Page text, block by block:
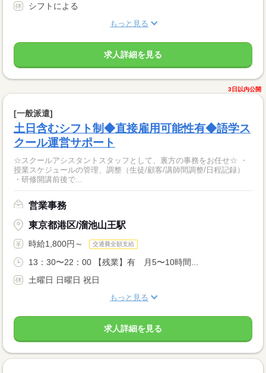
シフトによる
もっと見る
求人詳細を見る
3日以内公開
[一般派遣]
土日含むシフト制◆直接雇用可能性有◆語学ス
クール運営サポート
☆スクールアシスタントスタッフとして、裏方の事務をお任せ☆ ・
授業スケジュールの管理、調整（生徒/顧客/講師間調整/日程記録）
・研修開講前後で...
営業事務
東京都港区/溜池山王駅
時給1,800円～ 交通費全額支給
13：30〜22：00 【残業】有 月5〜10時間...
土曜日 日曜日 祝日
もっと見る
求人詳細を見る